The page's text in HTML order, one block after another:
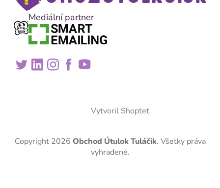
Mediální partner
Vytvoril Shoptet
Copyright 2026 Obchod Útulok Tuláčik. Všetky práva
vyhradené.